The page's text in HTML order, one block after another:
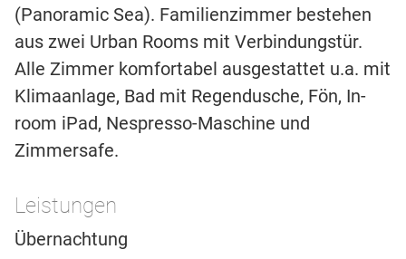
(Panoramic Sea). Familienzimmer bestehen
aus zwei Urban Rooms mit Verbindungstür.
Alle Zimmer komfortabel ausgestattet u.a. mit
Klimaanlage, Bad mit Regendusche, Fön, In-
room iPad, Nespresso-Maschine und
Zimmersafe.
Leistungen
Übernachtung